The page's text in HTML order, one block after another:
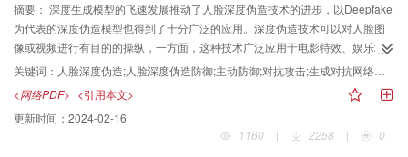
摘要： 深度生成模型的飞速发展推动了人脸深度伪造技术的进步，以Deepfake
为代表的深度伪造模型也得到了十分广泛的应用。深度伪造技术可以对人脸图
像或视频进行有目的的操纵，一方面，这种技术广泛应用于电影特效、娱乐场
景中，丰富了人们的娱乐生活，促进了互联网多媒体的传播；另一方面，深度
伪造也应用于一些可能造成不良影响的场景，给公民的名誉权、肖像权造成了
危害，同时也给国家安全和社会稳定带来了极大的威胁，因此对深度伪造防御
技术的研究日益迫切。现有的防御技术主要分为被动检测和主动防御，而被动
检测的方式无法消除伪造人脸在广泛传播中造成的影响，难以做到“事前防御”，
关键词： 人脸深度伪造;人脸深度伪造防御;主动防御;对抗攻击;生成对抗网络（GAN）;深度学习
<网络PDF> <引用本文>
更新时间： 2024-02-16
1160
| 2258 | 0